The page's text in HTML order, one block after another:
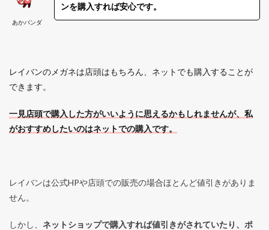
あかパンダ
ンを購入すれば安心です。
レイバンのメガネは店頭はもちろん、ネットでも購入することが
できます。
一見店頭で購入した方がいいように思えるかもしれませんが、私
がおすすめしたいのはネットでの購入です。
レイバンは公式HPや店頭での販売の場合ほとんど値引きがありま
せん。
しかし、 ネットショップで購入すれば値引きがされていたり、ポ